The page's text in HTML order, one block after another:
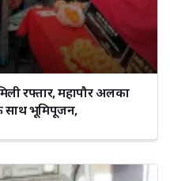
रफ्तार, महापौर अलका
साथ भूमिपूजन,